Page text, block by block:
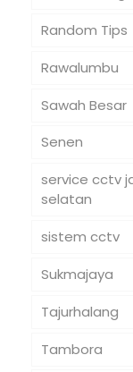
Random Tips
Rawalumbu
Sawah Besar
Senen
service cctv
selatan
sistem cctv
Sukmajaya
Tajurhalang
Tambora